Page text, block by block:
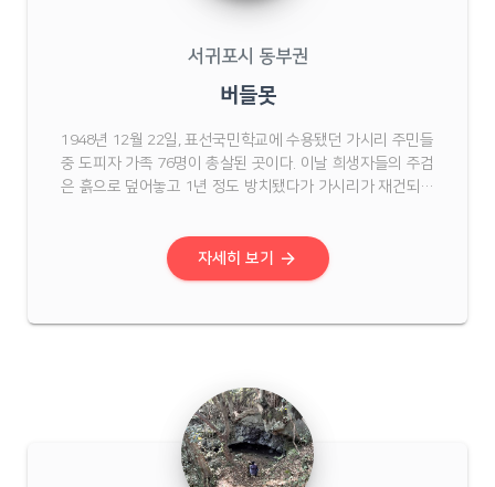
서귀포시 동부권
버들못
1948년 12월 22일, 표선국민학교에 수용됐던 가시리 주민들
중 도피자 가족 76명이 총살된 곳이다. 이날 희생자들의 주검
은 흙으로 덮어놓고 1년 정도 방치됐다가 가시리가 재건되면
용 연못이 있고 버드나무가 군락을 이룬 곳이라는 데서 '버들
못'이라는 지명이 유래했다.현재 이곳 ...
자세히 보기 arrow_forward